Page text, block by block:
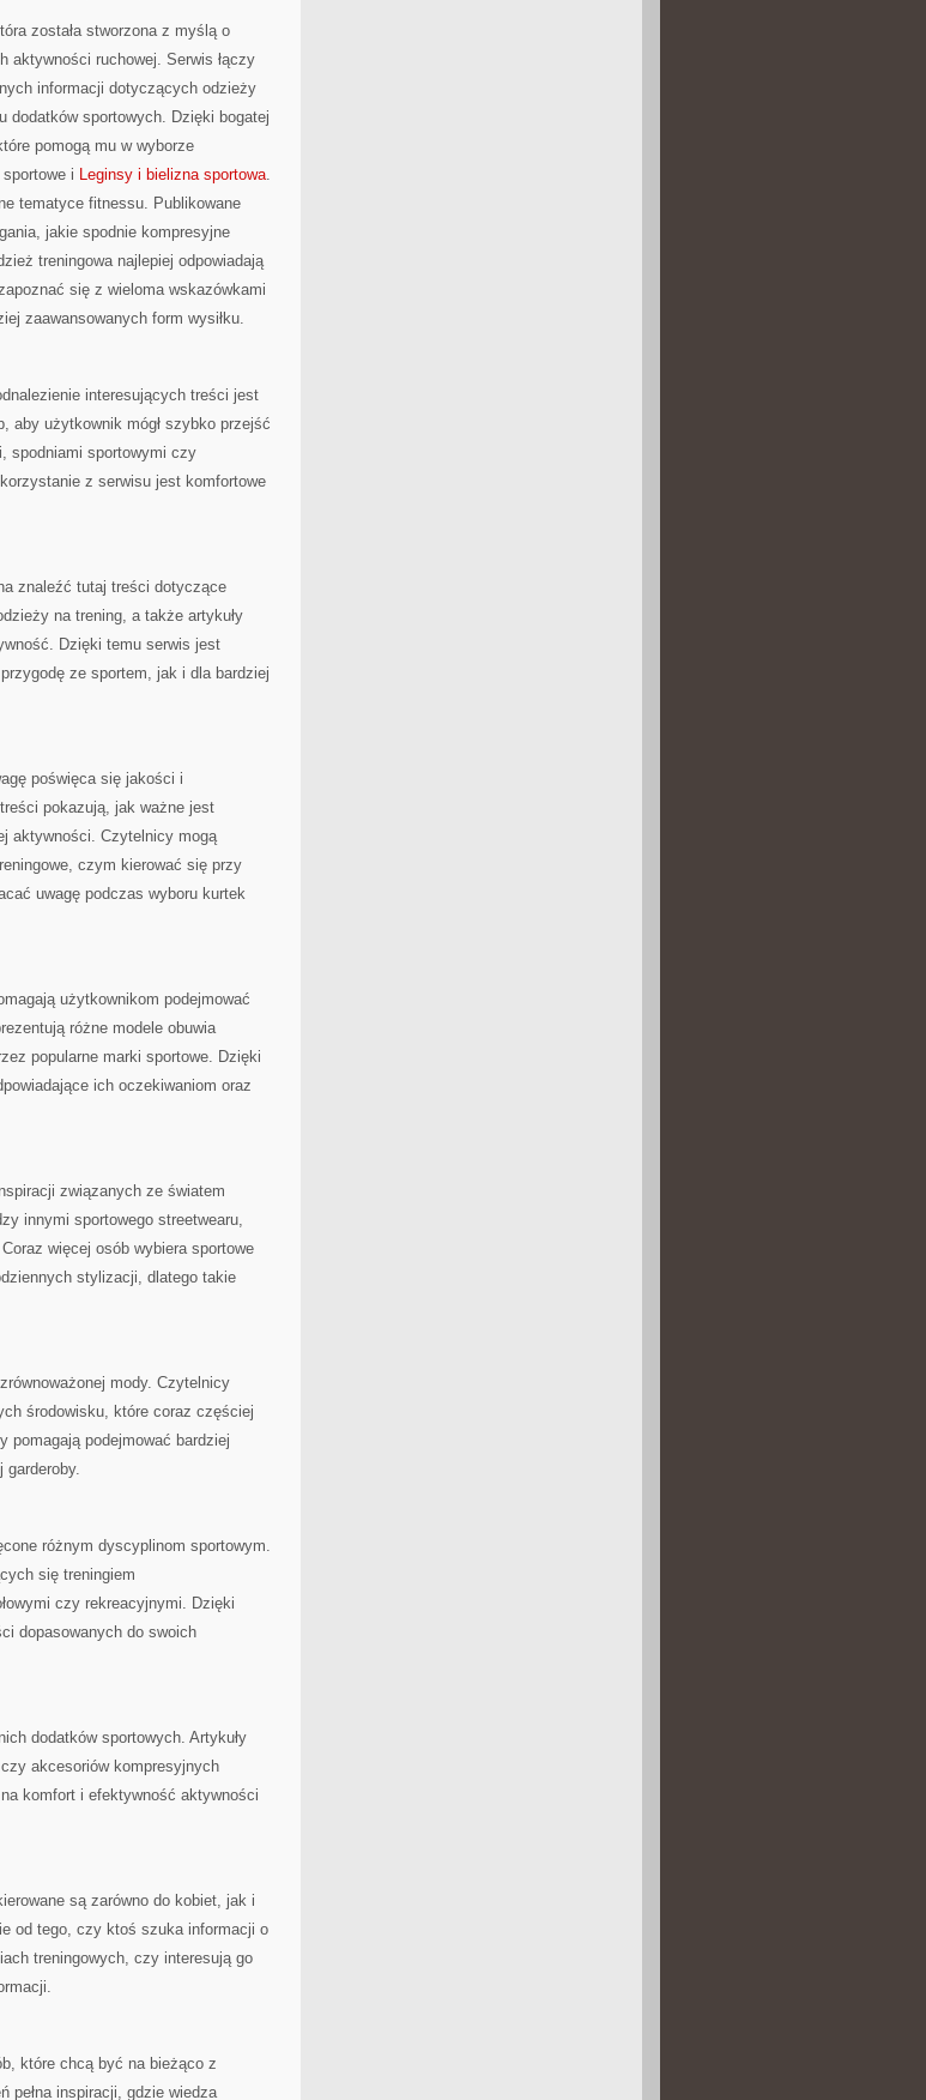
została stworzona z myślą o
aktywności ruchowej. Serwis łączy
informacji dotyczących odzieży
dodatków sportowych. Dzięki bogatej
pomogą mu w wyborze
i Leginsy i bielizna sportowa.
tematyce fitnessu. Publikowane
jakie spodnie kompresyjne
treningowa najlepiej odpowiadają
się z wieloma wskazówkami
zaawansowanych form wysiłku.
interesujących treści jest
aby użytkownik mógł szybko przejść
spodniami sportowymi czy
z serwisu jest komfortowe
znaleźć tutaj treści dotyczące
na trening, a także artykuły
Dzięki temu serwis jest
ze sportem, jak i dla bardziej
poświęca się jakości i
pokazują, jak ważne jest
aktywności. Czytelnicy mogą
czym kierować się przy
uwagę podczas wyboru kurtek
użytkownikom podejmować
różne modele obuwia
popularne marki sportowe. Dzięki
ich oczekiwaniom oraz
związanych ze światem
innymi sportowego streetwearu,
więcej osób wybiera sportowe
stylizacji, dlatego takie
mody. Czytelnicy
środowisku, które coraz częściej
pomagają podejmować bardziej
garderoby.
różnym dyscyplinom sportowym.
się treningiem
czy rekreacyjnymi. Dzięki
dopasowanych do swoich
dodatków sportowych. Artykuły
akcesoriów kompresyjnych
komfort i efektywność aktywności
są zarówno do kobiet, jak i
od tego, czy ktoś szuka informacji o
treningowych, czy interesują go
które chcą być na bieżąco z
pełna inspiracji, gdzie wiedza